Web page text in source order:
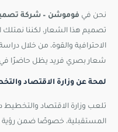
نحن في فوموشن – شركة
تصميم هذا الشعار، لكننا نمتلك
الاحترافية والقوة، من خلال
شعار بصري فريد يظل حاضرًا في
لمحة عن وزارة الاقتصاد
تلعب وزارة الاقتصاد